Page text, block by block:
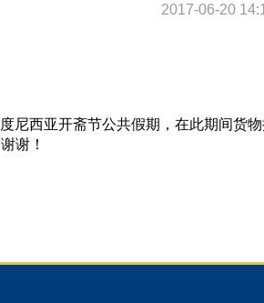
2017-06-20
尼西亚开斋节公共假期，在此期间货
谢！